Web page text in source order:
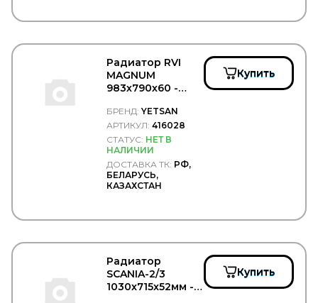
Радиатор RVI
MAGNUM
983х790х60 -
БРЕНД: YETSAN
АРТИКУЛ: 416028
СТАТУС: НЕТ В
НАЛИЧИИ
ДОСТАВКА ТК: РФ,
БЕЛАРУСЬ,
КАЗАХСТАН
Купить
Радиатор
SCANIA-2/3
1030x715x52мм -
Купить